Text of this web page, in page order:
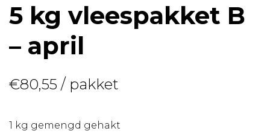
5 kg vleespakket B
– april
€80,55 / pakket
1 kg gemengd gehakt